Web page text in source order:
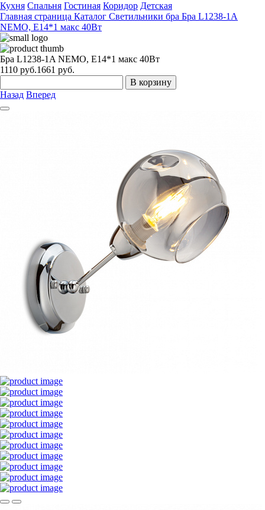
Кухня Спальня Гостиная Коридор Детская
Главная страница Каталог Светильники бра Бра L1238-1A
NEMO, E14*1 макс 40Вт
Бра L1238-1A NEMO, E14*1 макс 40Вт
1110 руб.1661 руб.
В корзину
Назад Вперед